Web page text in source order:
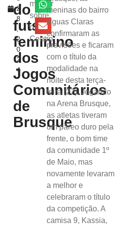
2
8
2
0
2
4
do
futsal
feminino
dos
Jogos
Comunitários
de
Brusque
melhor
sobre
o
Centro
meninas do bairro
Águas Claras
confirmaram as
previsões e ficaram
com o título da
modalidade na
noite desta terça-
feira (27). Jogando
na Arena Brusque,
as atletas tiveram
um páreo duro pela
frente, o bom time
da comunidade 1º
de Maio, mas
novamente levaram
a melhor e
celebraram o título
da competição. A
camisa 9, Kassia,